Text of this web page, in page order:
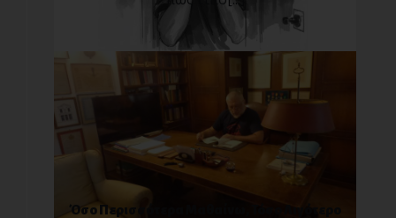
Όσο Περισσότερα Μαθαίνω, Τόσο Λιγότερο